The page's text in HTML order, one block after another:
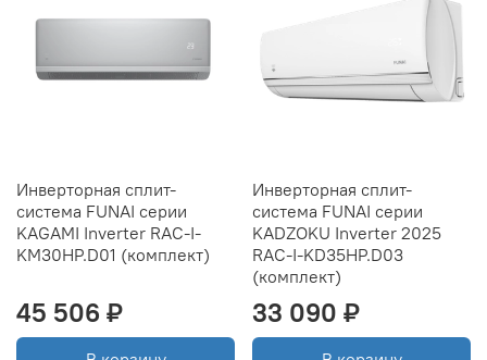
Инверторная сплит-
система FUNAI серии
KAGAMI Inverter RAC-I-
KM30HP.D01 (комплект)
45 506 ₽
Инверторная сплит-
система FUNAI серии
KADZOKU Inverter 2025
RAC-I-KD35HP.D03
(комплект)
33 090 ₽